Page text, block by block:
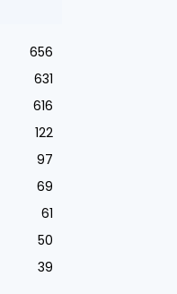
656
631
616
122
97
69
61
50
39